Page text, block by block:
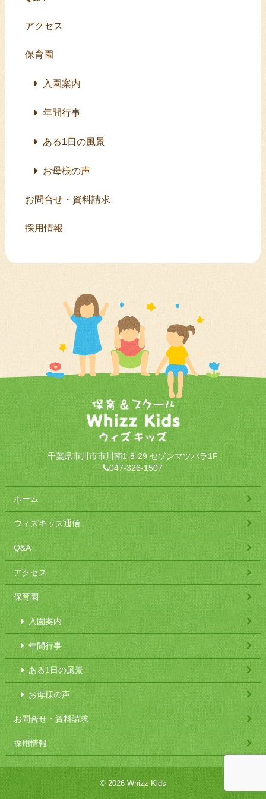
アクセス
保育園
入園案内
年間行事
ある1日の風景
お母様の声
お問合せ・資料請求
採用情報
千葉県市川市市川南1-8-29 セゾンマツバラ1F
047-326-1507
ホーム
ウィズキッズ通信
Q&A
アクセス
保育園
入園案内
年間行事
ある1日の風景
お母様の声
お問合せ・資料請求
採用情報
© 2026 Whizz Kids